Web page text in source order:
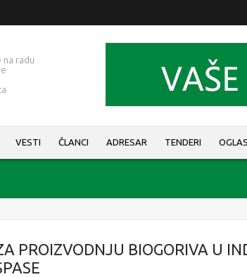
na radu
VESTI ČLANCI ADRESAR TENDERI
PROIZVODNJU BIOGORIVA U